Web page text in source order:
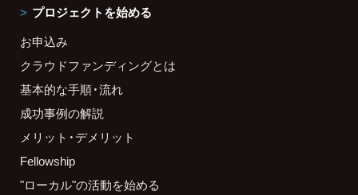
プロジェクトを始める
お申込み
クラウドファンディングとは
基本的な手順・流れ
成功事例の解説
メリット・デメリット
Fellowship
"ローカル"の活動を始める